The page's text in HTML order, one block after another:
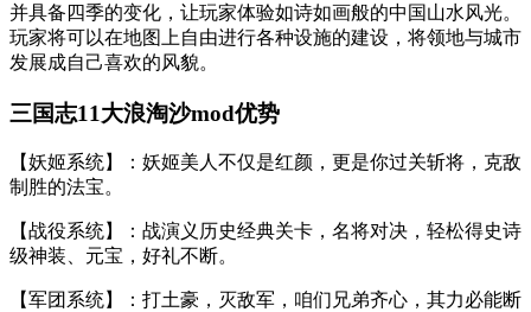
并具备四季的变化，让玩家体验如诗如画般的中国山水风光。
玩家将可以在地图上自由进行各种设施的建设，将领地与城市
发展成自己喜欢的风貌。
三国志11大浪淘沙mod优势
【妖姬系统】：妖姬美人不仅是红颜，更是你过关斩将，克敌
制胜的法宝。
【战役系统】：战演义历史经典关卡，名将对决，轻松得史诗
级神装、元宝，好礼不断。
【军团系统】：打土豪，灭敌军，咱们兄弟齐心，其力必能断